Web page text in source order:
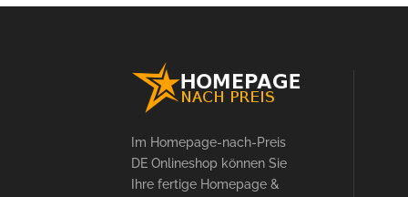
Im Homepage-nach-Preis
DE Onlineshop können Sie
Ihre fertige Homepage &